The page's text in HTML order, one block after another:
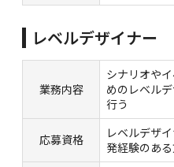
レベルデザイナー
業務内容
シナリオや
めのレベル
行う
応募資格
レベルデザ
発経験のあ